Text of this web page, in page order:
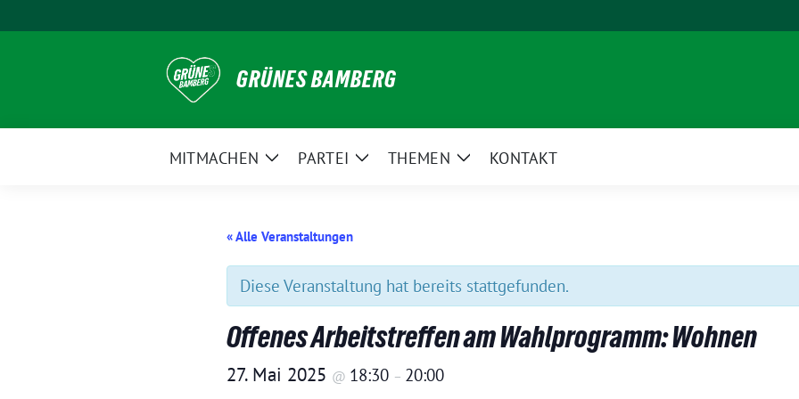
zum
GRÜNES BAMBERG
MITMACHEN
ZeigePARTEI
ZeigeTHEMEN
ZeigeKONTAKT
« Alle Veranstaltungen
Diese Veranstaltung hat bereits stattgefunden.
Offenes Arbeitstreffen am Wahlprogramm: Wohnen
27. Mai 2025 @ 18:30 – 20:00